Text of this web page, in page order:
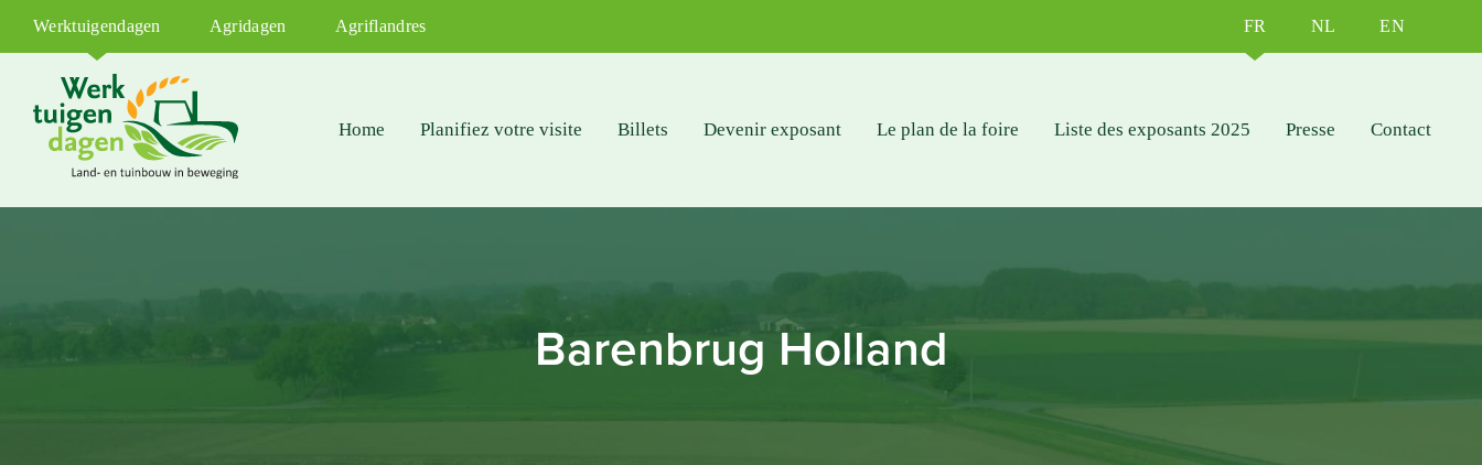
Werktuigendagen Agridagen Agriflandres FR NL EN
Home Planifiez votre visite Billets Devenir exposant Le plan de la foire Liste des exposants 2025 Presse Contact
Barenbrug Holland